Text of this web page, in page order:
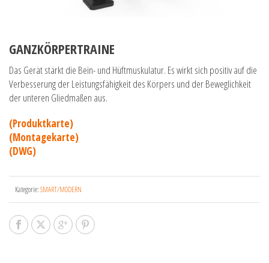
GANZKÖRPERTRAINE
Das Gerät stärkt die Bein- und Hüftmuskulatur. Es wirkt sich positiv auf die
Verbesserung der Leistungsfähigkeit des Körpers und der Beweglichkeit
der unteren Gliedmaßen aus.
(Produktkarte)
(Montagekarte)
(DWG)
Kategorie:SMART/MODERN